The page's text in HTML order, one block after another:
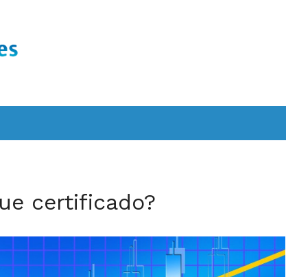
certificado?